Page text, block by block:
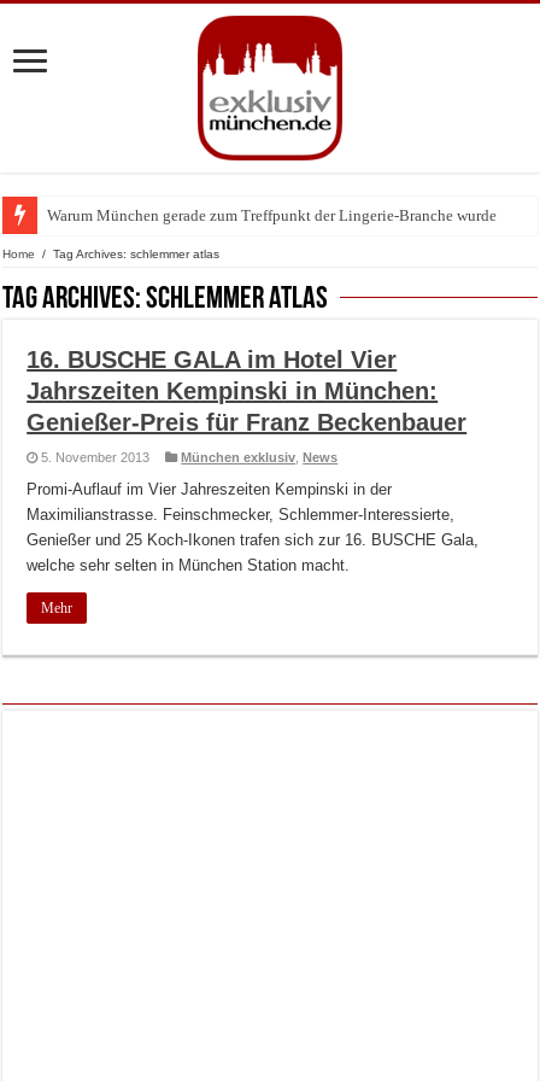
Warum München gerade zum Treffpunkt der Lingerie-Branche wurde
BMW Art Cars in München: Warum die rollenden Kunstwerke bis heute
Home / Tag Archives: schlemmer atlas
Tag Archives:schlemmer atlas
16. BUSCHE GALA im Hotel Vier
Jahrszeiten Kempinski in München:
Genießer-Preis für Franz Beckenbauer
5. November 2013 München exklusiv ,News
Promi-Auflauf im Vier Jahreszeiten Kempinski in der
Maximilianstrasse. Feinschmecker, Schlemmer-Interessierte,
Genießer und 25 Koch-Ikonen trafen sich zur 16. BUSCHE Gala,
welche sehr selten in München Station macht.
Mehr